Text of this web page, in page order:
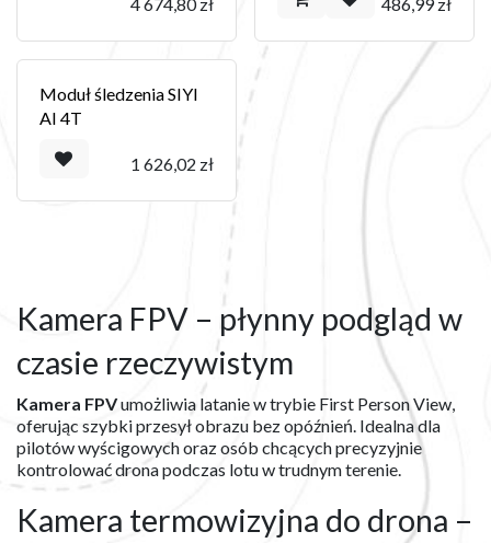
Moduł śledzenia SIYI
AI 4T
1 626,02 zł
Kamera FPV – płynny podgląd w
czasie rzeczywistym
Kamera FPVumożliwia latanie w trybie First Person View,
oferując szybki przesył obrazu bez opóźnień. Idealna dla
pilotów wyścigowych oraz osób chcących precyzyjnie
kontrolować drona podczas lotu w trudnym terenie.
Kamera termowizyjna do drona –